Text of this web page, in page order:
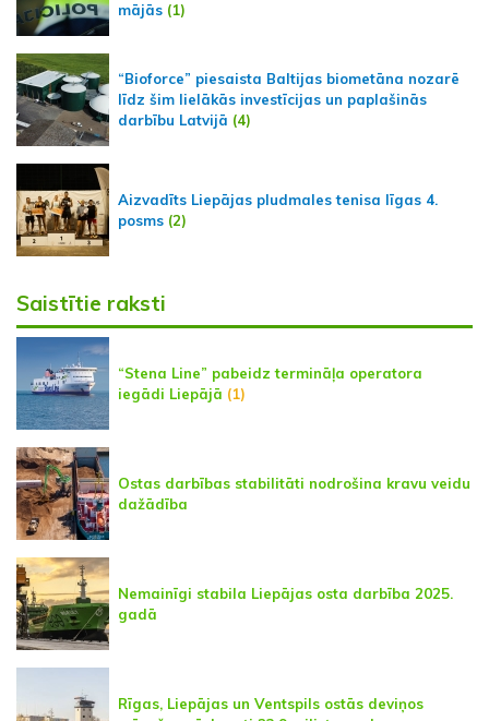
mājās (1)
“Bioforce” piesaista Baltijas biometāna nozarē
līdz šim lielākās investīcijas un paplašinās
darbību Latvijā (4)
Aizvadīts Liepājas pludmales tenisa līgas 4.
posms (2)
Saistītie raksti
“Stena Line” pabeidz termināļa operatora
iegādi Liepājā (1)
Ostas darbības stabilitāti nodrošina kravu veidu
dažādība
Nemainīgi stabila Liepājas osta darbība 2025.
gadā
Rīgas, Liepājas un Ventspils ostās deviņos